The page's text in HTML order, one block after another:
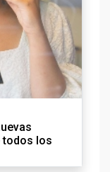
todos los